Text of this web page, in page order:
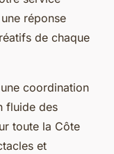
réponse
de chaque
coordination
fluide des
toute la Côte
et